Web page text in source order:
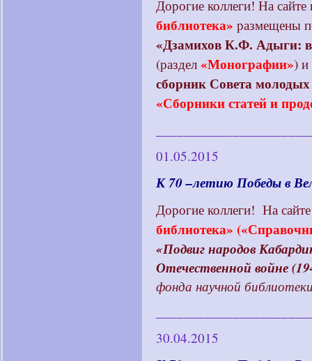
Дорогие коллеги! На сайте
библиотека» размещены
«Дзамихов К.Ф. Адыги:
(раздел «Монографии») и
сборник Совета
«Сборники статей и
01.05.2015
К 70 –летию Победы в
Дорогие коллеги! На
библиотека»
«Подвиг народов
Отечественной войне
фонда научной
30.04.2015